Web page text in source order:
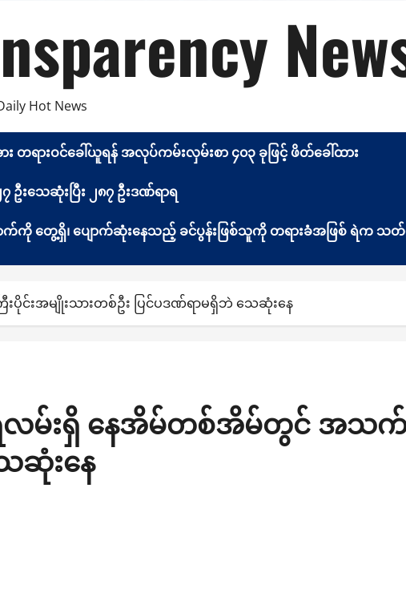
Hot News
း တရားဝင်ခေါ်ယူရန် အလုပ်ကမ်းလှမ်းစာ ၄၀၃ ခုဖြင့် ဖိတ်ခေါ်ထား
းသေဆုံးပြီး ၂၈၇ ဦးဒဏ်ရာရ
ာက်ကို တွေ့ရှိ၊ ပျောက်ဆုံးနေသည့် ခင်ပွန်းဖြစ်သူကို တရားခံအဖြစ် ရဲက သ
းအမျိုးသားတစ်ဦး ပြင်ပဒဏ်ရာမရှိဘဲ သေဆုံးနေ
လမ်းရှိ နေအိမ်တစ်အိမ်တွင် အသက်
ဆုံးနေ